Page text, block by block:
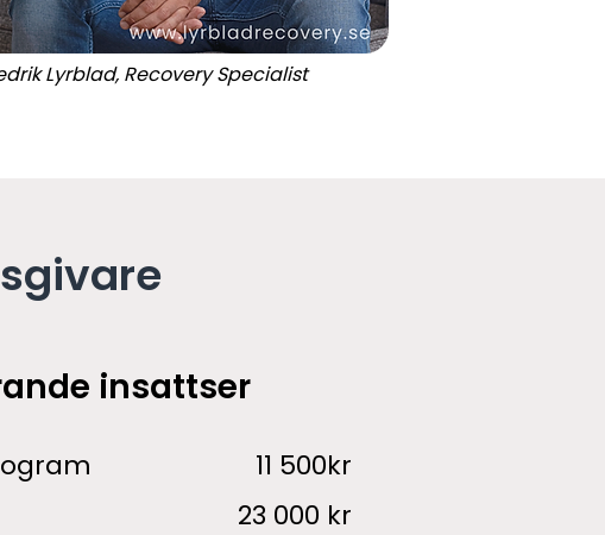
Lyrblad, Recovery Specialist
insattser
11 500kr
23 000 kr